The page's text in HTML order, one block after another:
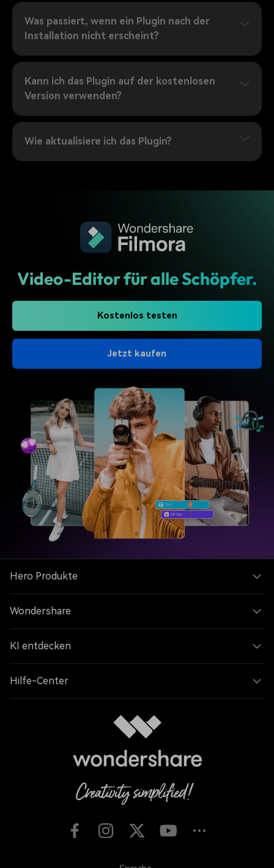
Was passiert, wenn ein Plugin nach der
Installation nicht erscheint?
Kann ich das Plugin auf der kostenlosen
Version verwenden?
Wie aktualisiere ich das Plugin?
Video-Editor für alle Schöpfer.
Kostenlos testen
Jetzt kaufen
Hero Produkte
Wondershare
KI entdecken
Hilfe-Center